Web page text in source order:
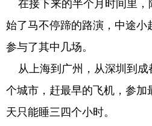
在接下来的半个月时间里，
始了马不停蹄的路演，中途小
参与了其中几场。
从上海到广州，从深圳到成
个城市，赶最早的飞机，参加
天只能睡三四个小时。